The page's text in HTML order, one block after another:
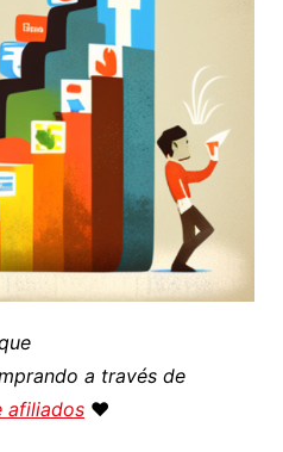
a través de
afiliados♥️